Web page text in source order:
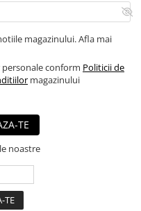
magazinului. Afla mai
conform Politicii de
magazinului
TE
noastre